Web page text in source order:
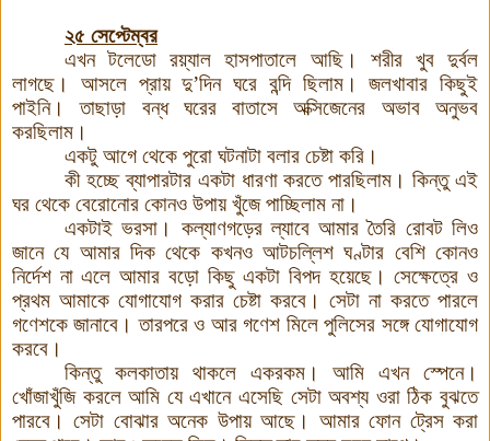
২৫ সেপ্টেম্বর
এখন টলেডো রয়্যাল হাসপাতালে আছি। শরীর খুব দুর্বল
লাগছে। আসলে প্রায় দু’দিন ঘরে বন্দি ছিলাম।
জলখাবার কিছুই
পাইনি। তাছাড়া বন্ধ ঘরের বাতাসে অক্সিজেনের অভাব অনুভব
করছিলাম ।
একটু আগে থেকে পুরো ঘটনাটা বলার চেষ্টা করি।
কী হচ্ছে ব্যাপারটার একটা ধারণা করতে পারছিলাম। কিন্তু এই
ঘর থেকে বেরোনোর কোনও উপায় খুঁজে পাচ্ছিলাম না।
একটাই ভরসা। কল্যাণগড়ের ল্যাবে আমার তৈরি রোবট লিও
জানে যে আমার দিক থেকে কখনও আটচল্লিশ ঘণ্টার বেশি কোনও
নির্দেশ না এলে আমার বড়ো কিছু একটা বিপদ হয়েছে। সেক্ষেত্রে ও
প্রথম আমাকে যোগাযোগ করার চেষ্টা করবে। সেটা না করতে পারলে
গণেশকে জানাবে। তারপরে ও আর গণেশ মিলে পুলিসের সঙ্গে যোগাযোগ
করবে।
কিন্তু কলকাতায় থাকলে একরকম। আমি এখন স্পেনে।
খোঁজাখুঁজি করলে আমি যে এখানে এসেছি সেটা অবশ্য ওরা ঠিক বুঝতে
পারবে। সেটা বোঝার অনেক উপায় আছে । আমার ফোন ট্রেস করা